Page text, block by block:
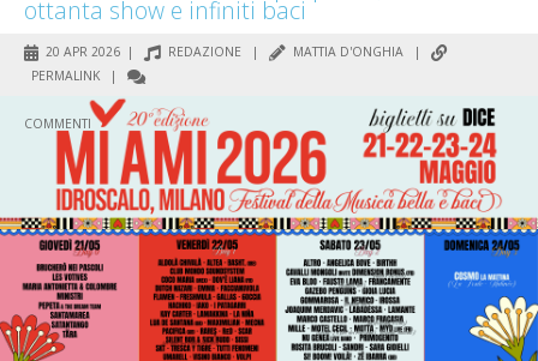
ottanta show e infiniti baci
20 APR 2026 | REDAZIONE | MATTIA D'ONGHIA
|
PERMALINK
|
COMMENTI